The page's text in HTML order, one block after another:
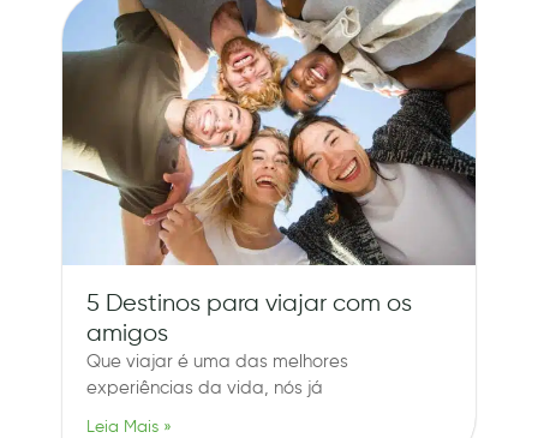
5 Destinos para viajar com os
amigos
Que viajar é uma das melhores
experiências da vida, nós já
Leia Mais »